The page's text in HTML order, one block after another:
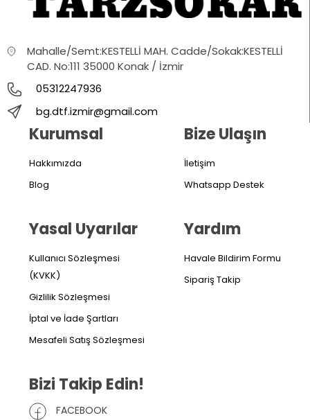
Mahalle/Semt:KESTELLİ MAH. Cadde/Sokak:KESTELLİ
CAD. No:111 35000 Konak / İzmir
05312247936
bg.dtf.izmir@gmail.com
Kurumsal
Hakkımızda
Blog
Yasal Uyarılar
Kullanıcı Sözleşmesi
(KVKK)
Gizlilik Sözleşmesi
İptal ve İade Şartları
Mesafeli Satış Sözleşmesi
Bize Ulaşın
İletişim
Whatsapp Destek
Yardım
Havale Bildirim Formu
Sipariş Takip
Bizi Takip Edin!
FACEBOOK